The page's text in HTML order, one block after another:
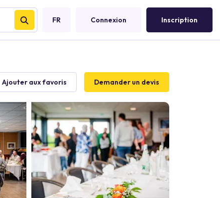
FR Connexion Inscription
Ajouter aux favoris Demander un devis